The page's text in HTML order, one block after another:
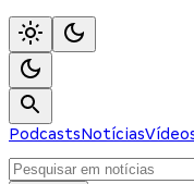
PodcastsNotícias